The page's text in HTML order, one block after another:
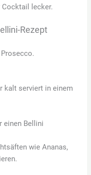
Cocktail lecker.
Rezept
kalt serviert in einem
einen Bellini
wie Ananas,